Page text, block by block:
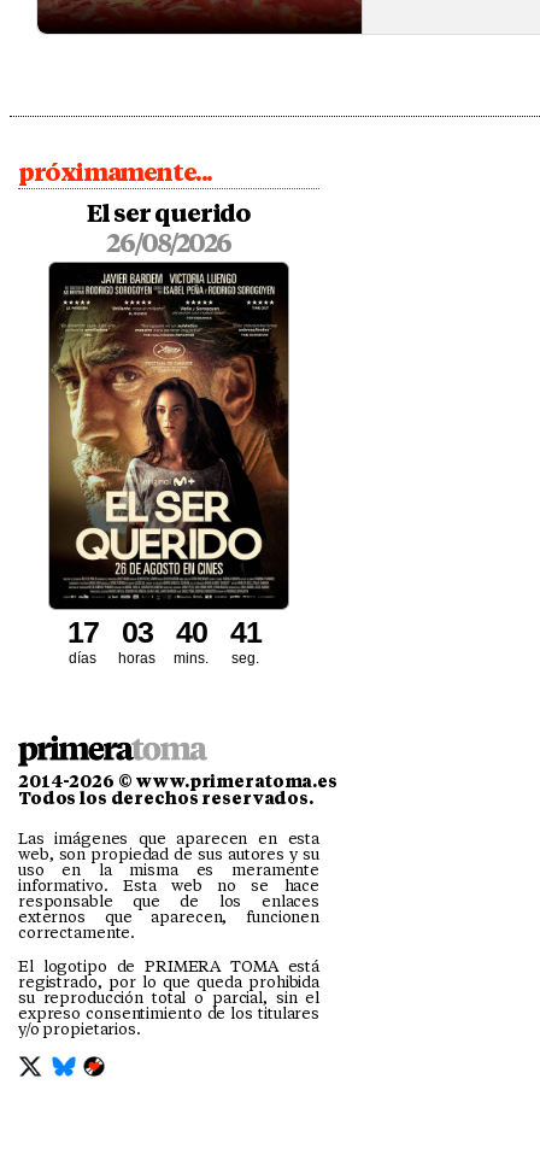
próximamente...
El ser querido
26/08/2026
días
17
horas
03
mins.
40
seg.
3
49
0
2014-2026 © www.primeratoma.es
Todos los derechos reservados.
Las imágenes que aparecen en esta
web, son propiedad de sus autores y su
uso en la misma es meramente
informativo. Esta web no se hace
responsable que de los enlaces
externos que aparecen, funcionen
correctamente.
El logotipo de PRIMERA TOMA está
registrado, por lo que queda prohibida
su reproducción total o parcial, sin el
expreso consentimiento de los titulares
y/o propietarios.